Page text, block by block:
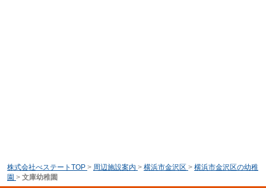
株式会社べステートTOP > 周辺施設案内 > 横浜市金沢区 > 横浜市金沢区の幼稚
園 > 文庫幼稚園